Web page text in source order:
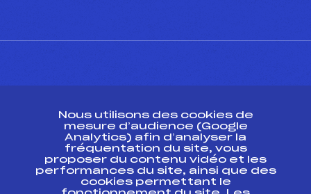
Ressources
Pass’Neige
Projet sportif fédéral
Nous utilisons des cookies de
mesure d’audience (Google
Analytics) afin d’analyser la
fréquentation du site, vous
proposer du contenu vidéo et les
performances du site, ainsi que des
cookies permettant le